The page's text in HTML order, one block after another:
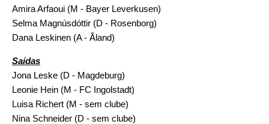
Amira Arfaoui (M - Bayer Leverkusen)
Selma Magnúsdóttir (D - Rosenborg)
Dana Leskinen (A - Åland)
Saídas
Jona Leske (D - Magdeburg)
Leonie Hein (M - FC Ingolstadt)
Luisa Richert (M - sem clube)
Nina Schneider (D - sem clube)